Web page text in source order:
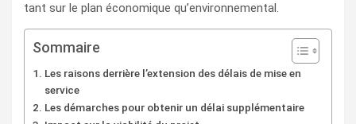
tant sur le plan économique qu’environnemental.
Sommaire
Les raisons derrière l’extension des délais de mise en
service
Les démarches pour obtenir un délai supplémentaire